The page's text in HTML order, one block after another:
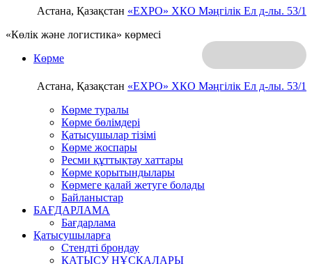
Астана, Қазақстан «EXPO» ХКО Мәңгілік Ел д-лы. 53/1
«Көлік және логистика» көрмесі
Астана, Қазақстан «EXPO» ХКО Мәңгілік Ел д-лы. 53/1
Көрме
Көрме туралы
Көрме бөлімдері
Қатысушылар тізімі
Көрме жоспары
Ресми құттықтау хаттары
Көрме қорытындылары
Көрмеге қалай жетуге болады
Байланыстар
БАҒДАРЛАМА
Бағдарлама
Қатысушыларға
Стендті брондау
ҚАТЫСУ НҰСҚАЛАРЫ